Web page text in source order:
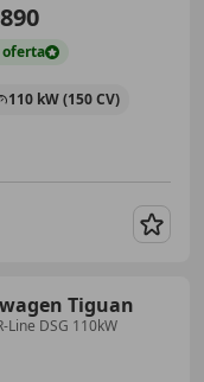
oferta
110 kW (150 CV)
Tiguan
Line DSG 110kW